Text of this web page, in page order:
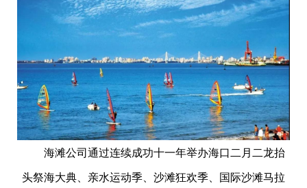
海滩公司通过连续成功十一年举办海口二月二龙抬
头祭海大典、亲水运动季、沙滩狂欢季、国际沙滩马拉